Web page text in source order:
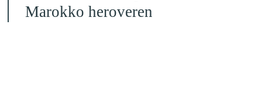
Marokko heroveren